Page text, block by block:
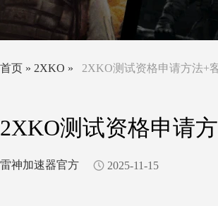
首页 » 2XKO » 2XKO测试资格申请方法+
2XKO测试资格申请
雷神加速器官方 2025-11-15